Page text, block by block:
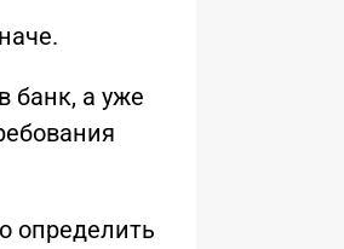
банк, а уже
определить